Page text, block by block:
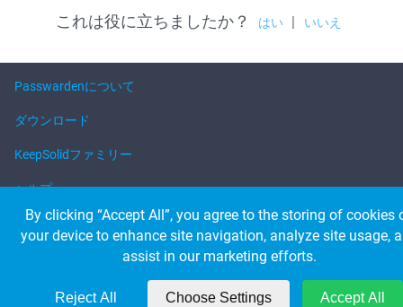
これは役に立ちましたか？ はい | いいえ
Passwardenについて
ダウンロード
KeepSolidファミリー
ヘルプ
© 2026 KeepSolid Inc. 無断複製禁止。
すべての製品名・ロゴ・ブランドの所有権は、該当する所有者に帰属しま
す。
米国 347 5th Ave Suite 1402-419 ニューヨーク NY, 10016
By clicking “Accept All”, you agree to the storing of cookies
your device to enhance site navigation, analyze site usage,
assist in our marketing efforts.
Reject All Choose Settings Accept All